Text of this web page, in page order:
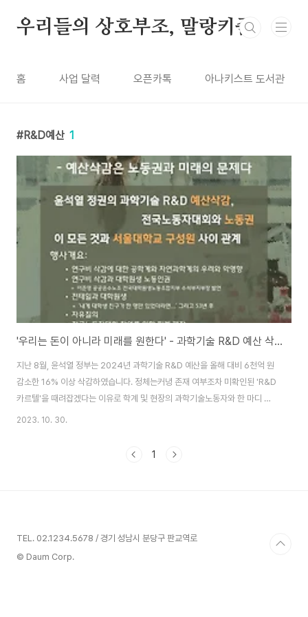
우리들의 상호부조, 말랑키즘
홈 사업 달력 오픈카톡 아나키스트 도서관
R&D예산 1
'우리는 돈이 아니라 미래를 원한다' - 과학기술 R&D 예산 삭감 논의 간담회 안내
지난 8월, 윤석열 정부는 2024년 과학기술 R&D 예산을 올해 대비 6천억 원
감소한 16% 이상 삭감하였습니다. 정체는커녕 존재 여부조차 미확인된 'R&D
카르텔'을 때려잡겠다는 이유로 학계 및 현장의 과학기술노동자와 한 마디 논
의도 없이 이뤄진 졸속 행정입니다. 서울대학교 아나키즘 소모임 '검은 학'은 민
윤석열 정부가 삭감한 R&D예산이 대학원생에게 끼칠 직간접적인 영향을 함께
2023. 10. 30.
1
TEL. 02.1234.5678 / 경기 성남시 분당구 판교역로
© Daum Corp.